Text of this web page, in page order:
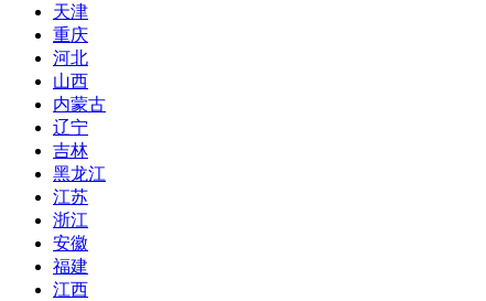
天津
重庆
河北
山西
内蒙古
辽宁
吉林
黑龙江
江苏
浙江
安徽
福建
江西